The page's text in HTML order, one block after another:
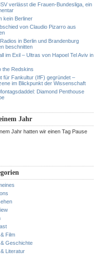
verlässt die Frauen-Bundesliga, ein
kein Berliner
von Claudio Pizarro aus
in Berlin und Brandenburg
beschnitten
im Exil – Ultras von Hapoel Tel Aviv in
the Redskins
für Fankultur (IfF) gegründet –
im Blickpunkt der Wissenschaft
Diamond Penthouse
Jahr
Jahr hatten wir einen Tag Pause
Film
Geschichte
Literatur